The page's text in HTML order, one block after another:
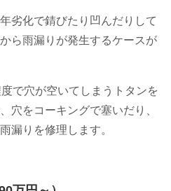
劣化で錆びたり凹んだりして
ら雨漏りが発生するケースが
で穴が空いてしまうトタンを
穴をコーキングで塞いだり、
漏りを修理します。